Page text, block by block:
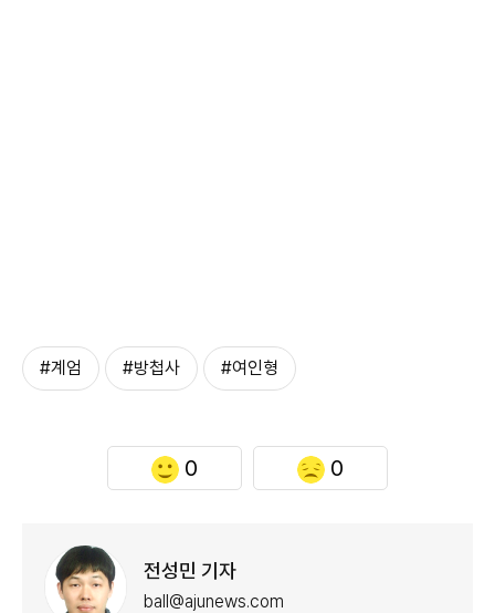
#계엄 #방첩사 #여인형
0 0
전성민 기자
ball@ajunews.com